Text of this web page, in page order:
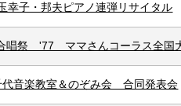
幸子・邦夫ピアノ連弾リサイタル
唱祭 '77 ママさんコーラス全国
代音楽教室＆のぞみ会 合同発表会